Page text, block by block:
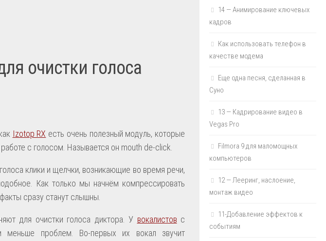
очистки голоса
Izotop RX есть очень полезный модуль, которые
с голосом. Называется он mouth de-click.
клики и щелчки, возникающие во время речи,
Как только мы начнём компрессировать
сразу станут слышны.
для очистки голоса диктора. У вокалистов с
меньше проблем. Во-первых их вокал звучит
14 — Анимирование ключевых
кадров
Как использовать телефон в
качестве модема
Еще одна песня, сделанная в
Суно
13 — Кадрирование видео в
Vegas Pro
Filmora 9 для маломощных
компьютеров
12 — Лееринг, наслоение,
монтаж видео
11-Добавление эффектов к
событиям